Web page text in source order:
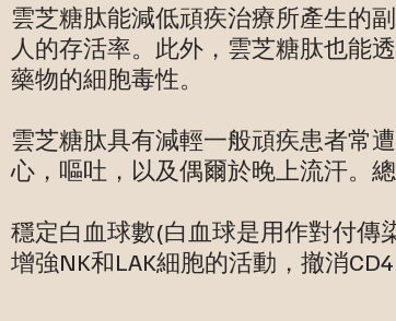
雲芝糖肽能減低頑疾治療所產生的
人的存活率。此外，雲芝糖肽也能
藥物的細胞毒性。
雲芝糖肽具有減輕一般頑疾患者常
心，嘔吐，以及偶爾於晚上流汗。
穩定白血球數(白血球是用作對付傳
增強NK和LAK細胞的活動，撤消